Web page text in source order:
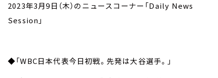
2023年3月9日（木）のニュースコーナー「Daily News
Session」
◆「WBC日本代表今日初戦。先発は大谷選手。」